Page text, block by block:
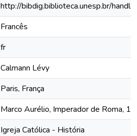
http://bibdig.biblioteca.unesp.br/
Francês
fr
Calmann Lévy
Paris, França
Marco Aurélio, Imperador de Roma,
Igreja Católica - História